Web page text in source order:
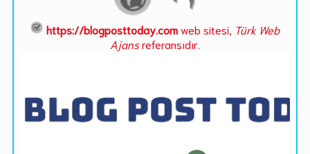
https://blogposttoday.comweb sitesi, Türk Web
Ajansreferansıdır.